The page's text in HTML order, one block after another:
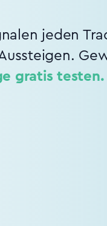
jeden
gratis testen.